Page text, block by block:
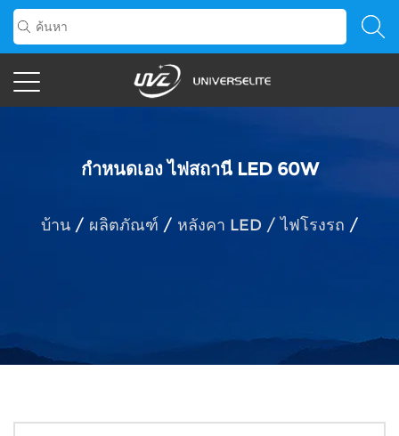
กำหนดเอง ไฟสถานี LED 60W
บ้าน/ ผลิตภัณฑ์ / หลังคา LED / ไฟโรงรถ /